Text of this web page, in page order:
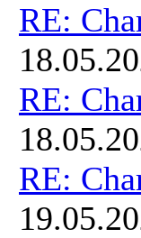
RE:
RE:
RE: